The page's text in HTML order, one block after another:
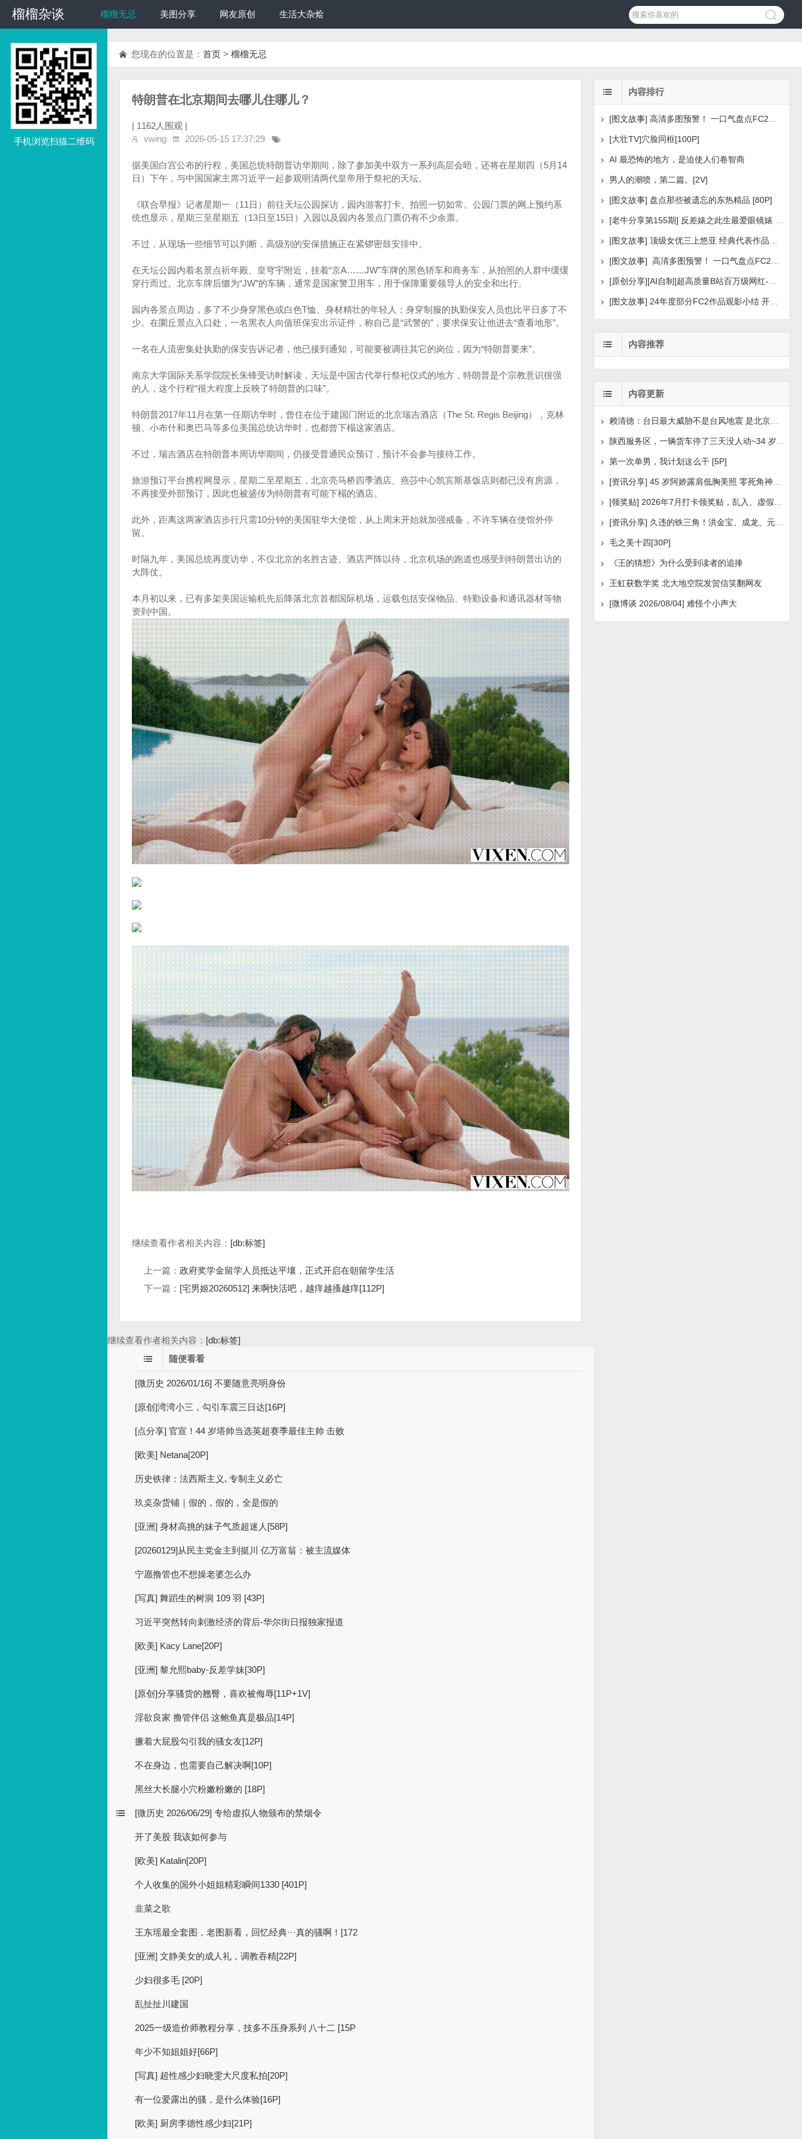
榴榴杂谈
榴榴杂谈 榴榴无忌 美图分享 网友原创 生活大杂烩
手机浏览扫描二维码
您现在的位置是： 首页 > 榴榴无忌
特朗普在北京期间去哪儿住哪儿？
| 1162人围观 |
vwing
2026-05-15 17:37:29
据美国白宫公布的行程，美国总统特朗普访华期间，除了参加美中双方一系列高层会晤，还将在星期四（5月14
日）下午，与中国国家主席习近平一起参观明清两代皇帝用于祭祀的天坛。
《联合早报》记者星期一（11日）前往天坛公园探访，园内游客打卡、拍照一切如常。公园门票的网上预约系
统也显示，星期三至星期五（13日至15日）入园以及园内各景点门票仍有不少余票。
不过，从现场一些细节可以判断，高级别的安保措施正在紧锣密鼓安排中。
在天坛公园内着名景点祈年殿、皇穹宇附近，挂着“京A……JW”车牌的黑色轿车和商务车，从拍照的人群中缓缓
穿行而过。北京车牌后缀为“JW”的车辆，通常是国家警卫用车，用于保障重要领导人的安全和出行。
园内各景点周边，多了不少身穿黑色或白色T恤、身材精壮的年轻人；身穿制服的执勤保安人员也比平日多了不
少。在圜丘景点入口处，一名黑衣人向值班保安出示证件，称自己是“武警的”，要求保安让他进去“查看地形”。
一名在人流密集处执勤的保安告诉记者，他已接到通知，可能要被调往其它的岗位，因为“特朗普要来”。
南京大学国际关系学院院长朱锋受访时解读，天坛是中国古代举行祭祀仪式的地方，特朗普是个宗教意识很强
的人，这个行程“很大程度上反映了特朗普的口味”。
特朗普2017年11月在第一任期访华时，曾住在位于建国门附近的北京瑞吉酒店（The St. Regis Beijing），克林
顿、小布什和奥巴马等多位美国总统访华时，也都曾下榻这家酒店。
不过，瑞吉酒店在特朗普本周访华期间，仍接受普通民众预订，预计不会参与接待工作。
旅游预订平台携程网显示，星期二至星期五，北京亮马桥四季酒店、燕莎中心凯宾斯基饭店则都已没有房源，
不再接受外部预订，因此也被盛传为特朗普有可能下榻的酒店。
此外，距离这两家酒店步行只需10分钟的美国驻华大使馆，从上周末开始就加强戒备，不许车辆在使馆外停
留。
时隔九年，美国总统再度访华，不仅北京的名胜古迹、酒店严阵以待，北京机场的跑道也感受到特朗普出访的
大阵仗。
本月初以来，已有多架美国运输机先后降落北京首都国际机场，运载包括安保物品、特勤设备和通讯器材等物
资到中国。
继续查看作者相关内容： [db:标签]
上一篇： 政府奖学金留学人员抵达平壤，正式开启在朝留学生活
下一篇： [宅男姬20260512] 来啊快活吧，越痒越搔越痒[112P]
继续查看作者相关内容： [db:标签]
随便看看
[微历史 2026/01/16] 不要随意亮明身份
[原创]湾湾小三，勾引车震三日达[16P]
[点分享] 官宣！44 岁塔帅当选英超赛季最佳主帅 击败
[欧美] Netana[20P]
历史铁律：法西斯主义､专制主义必亡
玖奌杂货铺｜假的，假的，全是假的
[亚洲] 身材高挑的妹子气质超迷人[58P]
[20260129]从民主党金主到挺川 亿万富翁：被主流媒体
宁愿撸管也不想操老婆怎么办
[写真] 舞蹈生的树洞 109 羽 [43P]
习近平突然转向刺激经济的背后-华尔街日报独家报道
[欧美] Kacy Lane[20P]
[亚洲] 黎允熙baby-反差学妹[30P]
[原创]分享骚货的翘臀，喜欢被侮辱[11P+1V]
淫欲良家 撸管伴侣 这鲍鱼真是极品[14P]
撅着大屁股勾引我的骚女友[12P]
不在身边，也需要自己解决啊[10P]
黑丝大长腿小穴粉嫩粉嫩的 [18P]
[微历史 2026/06/29] 专给虚拟人物颁布的禁烟令
开了美股 我该如何参与
[欧美] Katalin[20P]
个人收集的国外小姐姐精彩瞬间1330 [401P]
韭菜之歌
王东瑶最全套图，老图新看，回忆经典···真的骚啊！[172
[亚洲] 文静美女的成人礼，调教吞精[22P]
少妇很多毛 [20P]
乱扯扯川建国
2025一级造价师教程分享，技多不压身系列 八十二 [15P
年少不知姐姐好[66P]
[写真] 超性感少妇晓雯大尺度私拍[20P]
有一位爱露出的骚，是什么体验[16P]
[欧美] 厨房李德性感少妇[21P]
内容排行
[大壮TV]穴脸同框[100P]
AI 最恐怖的地方，是迫使人们卷智商
男人的潮喷，第二篇。[2V]
[图文故事] 盘点那些被遗忘的东热精品 [80P]
[图文故事] 24年度部分FC2作品观影小结 开年王炸后续
内容推荐
内容更新
赖清德：台日最大威胁不是台风地震 是北京侵扰胁迫
第一次单男，我计划这么干 [5P]
[资讯分享] 久违的铁三角！洪金宝、成龙、元彪最新合照
毛之美十四[30P]
《王的猜想》为什么受到读者的追捧
王虹获数学奖 北大地空院发贺信笑翻网友
[微博谈 2026/08/04] 难怪个小声大